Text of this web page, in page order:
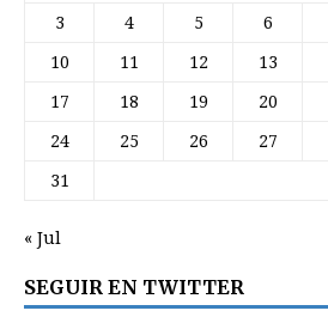
3 4 5 6
10 11 12 13
17 18 19 20
24 25 26 27
31
« Jul
SEGUIR EN TWITTER